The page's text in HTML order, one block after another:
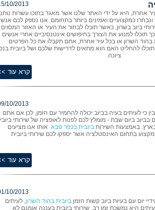
10/2013
אחרת, היא על ידי האתר שלנו אשר מאגד בתוכו עשרות
כמקצועיים ואמינים ביותר בתחומם. אנו נספק לכם
ביוב בשרון, כאשר תוכלו לבחור את העיר או האזור המסוים
תוכלו למנוע את הצורך בחיפושים אינטנסיביים אחרי אנשים
בהוד השרון או בכל עיר אחרת, אתם תקבלו את כל הפרטים
להחליט האם הוא מתאים לדרישות שלכם ושל ביובית
ציונה.
10/2013
כי לעיתים בעיה בביוב יכולה להחמיר עם הזמן, לכן אם אתם
ביום שבת - מומלץ לכם לפנות לאופציה של שירותי
באמצעות השירותביובית בכפר סבא אותו אנו מציעים
בתחום האינסטלציה אשר יספקו לכם שירותי ביובית
10/2013
יום עם בעיות ביוב קשות הזמןביובית בהוד השרון, לעיתים
היא נמשכת זמן רב. שירותי ביובית בעננה אומנם לא